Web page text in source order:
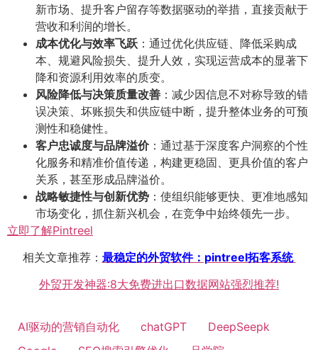
新市场、提升客户留存等数据驱动的举措，直接贡献于
营收和利润的增长。
成本优化与效率飞跃 ：通过优化供应链、降低采购成
本、规避风险损失、提升人效，实现运营成本的显著下
降和资源利用效率的质变。
风险降低与决策质量改善 ：减少因信息不对称导致的错
误决策、坏账损失和供应链中断，提升整体业务的可预
测性和稳健性。
客户忠诚度与品牌溢价：通过基于深度客户洞察的个性
化服务和精准价值传递，构建更稳固、更具价值的客户
关系，甚至形成品牌溢价。
战略敏捷性与创新优势 ：使组织能够更快、更准地感知
市场变化，抓住新兴机会，在竞争中始终领先一步。
立即了解Pintreel
相关文章推荐： 最稳定的外贸软件：pintreel拓客系统
外贸开发神器:8大免费进出口数据网站强烈推荐!
AI驱动的营销自动化 chatGPT
DeepSeepk